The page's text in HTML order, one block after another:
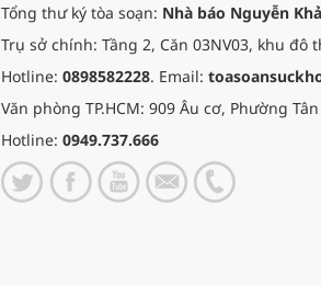
Tổng thư ký tòa soạn: Nhà báo Nguyễn
Trụ sở chính: Tầng 2, Căn 03NV03, khu đô
Hotline: 0898582228. Email:
Văn phòng TP.HCM: 909 Âu cơ, Phường
Hotline: 0949.737.666